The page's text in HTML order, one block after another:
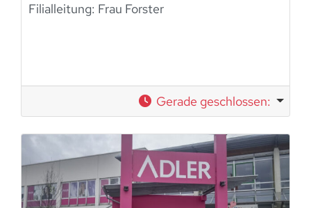
Filialleitung: Frau Forster
Gerade geschlossen: